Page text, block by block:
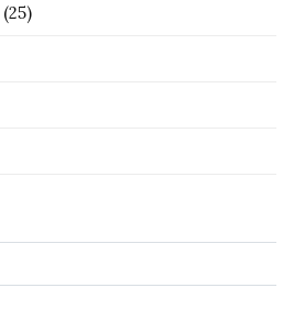
(25)